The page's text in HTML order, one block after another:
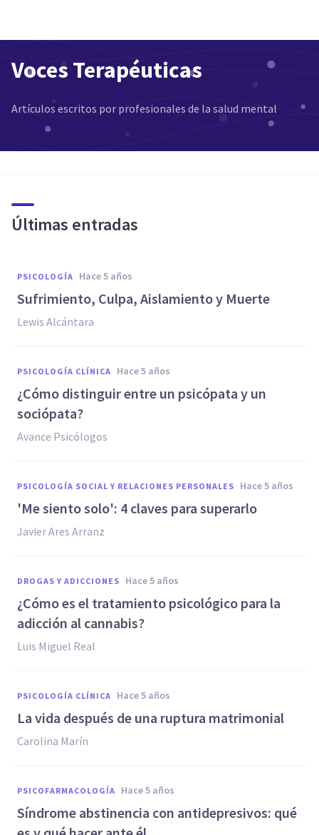
Voces Terapéuticas
Artículos escritos por profesionales de la salud mental
Últimas entradas
PSICOLOGÍA hace 5 años
Sufrimiento, Culpa, Aislamiento y Muerte
Lewis Alcántara
PSICOLOGÍA CLÍNICA hace 5 años
¿Cómo distinguir entre un psicópata y un
sociópata?
Avance Psicólogos
PSICOLOGÍA SOCIAL Y RELACIONES PERSONALES hace 5 años
'Me siento solo': 4 claves para superarlo
Javier Ares Arranz
DROGAS Y ADICCIONES hace 5 años
¿Cómo es el tratamiento psicológico para la
adicción al cannabis?
Luis Miguel Real
PSICOLOGÍA CLÍNICA hace 5 años
La vida después de una ruptura matrimonial
Carolina Marín
PSICOFARMACOLOGÍA hace 5 años
Síndrome abstinencia con antidepresivos: qué